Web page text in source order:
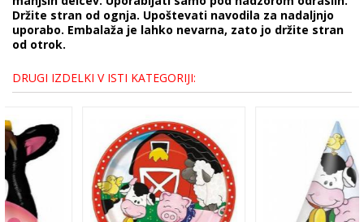
Držite stran od ognja. Upoštevati navodila za nadaljnjo
uporabo. Embalaža je lahko nevarna, zato jo držite stran
od otrok.
DRUGI IZDELKI V ISTI KATEGORIJI: